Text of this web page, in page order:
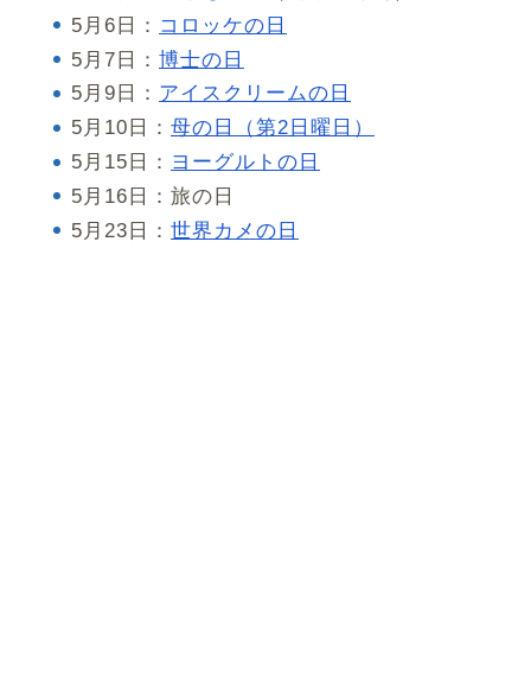
5月6日： コロッケの日
5月7日： 博士の日
5月9日： アイスクリームの日
5月10日： 母の日（第2日曜日）
5月15日： ヨーグルトの日
5月16日：旅の日
5月23日： 世界カメの日